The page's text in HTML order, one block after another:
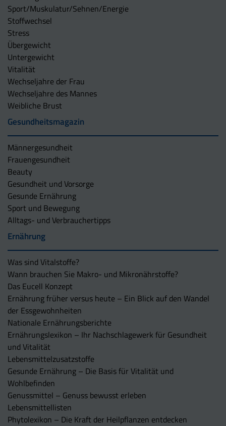
Sport/Muskulatur/Sehnen/Energie
Stoffwechsel
Stress
Übergewicht
Untergewicht
Vitalität
Wechseljahre der Frau
Wechseljahre des Mannes
Weibliche Brust
Gesundheitsmagazin
Männergesundheit
Frauengesundheit
Beauty
Gesundheit und Vorsorge
Gesunde Ernährung
Sport und Bewegung
Alltags- und Verbrauchertipps
Ernährung
Was sind Vitalstoffe?
Wann brauchen Sie Makro- und Mikronährstoffe?
Das Eucell Konzept
Ernährung früher versus heute – Ein Blick auf den Wandel
der Essgewohnheiten
Nationale Ernährungsberichte
Ernährungslexikon – Ihr Nachschlagewerk für Gesundheit
und Vitalität
Lebensmittelzusatzstoffe
Gesunde Ernährung – Die Basis für Vitalität und
Wohlbefinden
Genussmittel – Genuss bewusst erleben
Lebensmittellisten
Phytolexikon – Die Kraft der Heilpflanzen entdecken